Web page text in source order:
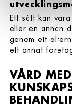
Ett sätt kan
eller en annan
genom ett
ett annat
VÅRD MED